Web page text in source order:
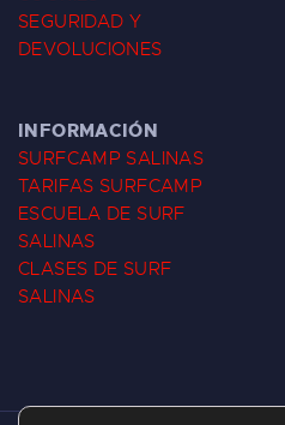
SEGURIDAD Y
DEVOLUCIONES
INFORMACIÓN
SURFCAMP SALINAS
TARIFAS SURFCAMP
ESCUELA DE SURF
SALINAS
CLASES DE SURF
SALINAS